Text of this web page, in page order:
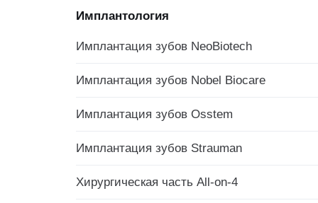
Имплантология
Имплантация зубов NeoBiotech
Имплантация зубов Nobel Biocare
Имплантация зубов Osstem
Имплантация зубов Strauman
Хирургическая часть All-on-4